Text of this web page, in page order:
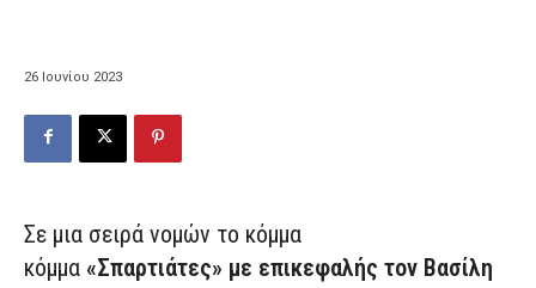
26 Ιουνίου 2023
Σε μια σειρά νομών το κόμμα
κόμμα «Σπαρτιάτες» με επικεφαλής τον Βασίλη